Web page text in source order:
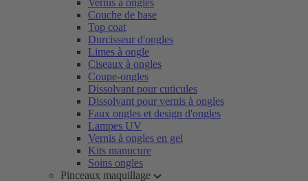
Vernis à ongles
Couche de base
Top coat
Durcisseur d'ongles
Limes à ongle
Ciseaux à ongles
Coupe-ongles
Dissolvant pour cuticules
Dissolvant pour vernis à ongles
Faux ongles et design d'ongles
Lampes UV
Vernis à ongles en gel
Kits manucure
Soins ongles
Pinceaux maquillage